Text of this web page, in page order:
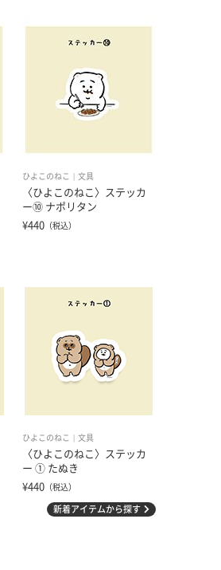
ひよこのねこ 文具
〈ひよこのねこ〉ステッカ
ー⑩ ナポリタン
¥440 （税込）
ひよこのねこ 文具
〈ひよこのねこ〉ステッカ
ー ① たぬき
¥440 （税込）
新着アイテムから探す